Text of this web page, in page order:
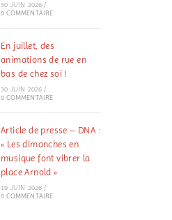
30 JUIN 2026 /
0 COMMENTAIRE
En juillet, des
animations de rue en
bas de chez soi !
30 JUIN 2026 /
0 COMMENTAIRE
Article de presse – DNA :
« Les dimanches en
musique font vibrer la
place Arnold »
19 JUIN 2026 /
0 COMMENTAIRE